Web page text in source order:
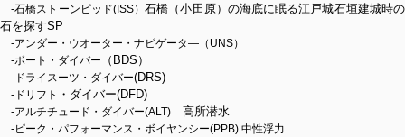
-石橋ストーンピッド(ISS）石橋（小田原）の海底に眠る江戸城石垣建城時の
石を探すSP
-アンダー・ウオーター・ナビゲータ―（UNS）
-ボート・ダイバー
（BDS）
-ドライスーツ・ダイバー(DRS)
-ドリフト ・ダイバー(DFD)
-アルチチュード・ダイバー(ALT) 高所潜水
-ピーク・パフォーマンス・ボイヤンシー(PPB) 中性浮力